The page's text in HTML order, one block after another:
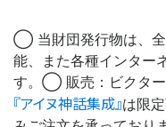
◯ 当財団発行物は、全
能、また各種インター
す。◯ 販売：ビクタ
『アイヌ神話集成』は限